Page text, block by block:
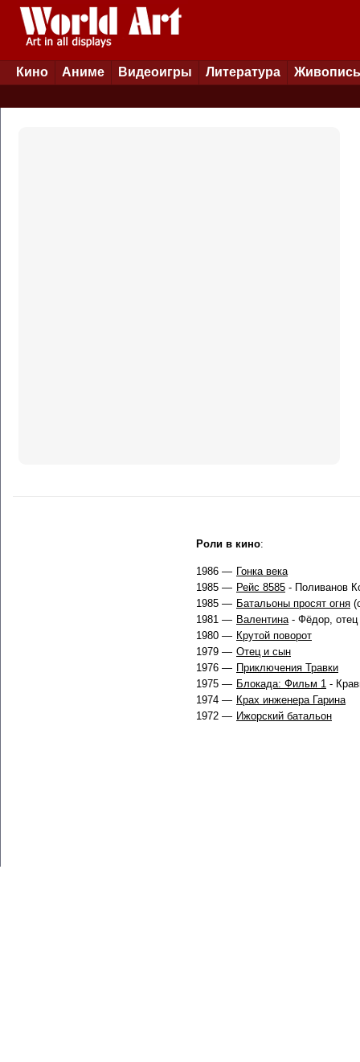
Кино Аниме Видеоигры Литература Живопись
Роли в кино:
1986 — Гонка века
1985 — Рейс 8585 - Поливанов
1985 — Батальоны просят огня
1981 — Валентина- Фёдор, отец
1980 — Крутой поворот
1979 — Отец и сын
1976 — Приключения Травки
1975 — Блокада: Фильм 1 -
1974 — Крах инженера Гарина
1972 — Ижорский батальон